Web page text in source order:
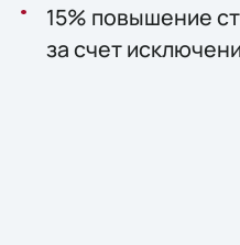
15% повышение
за счет